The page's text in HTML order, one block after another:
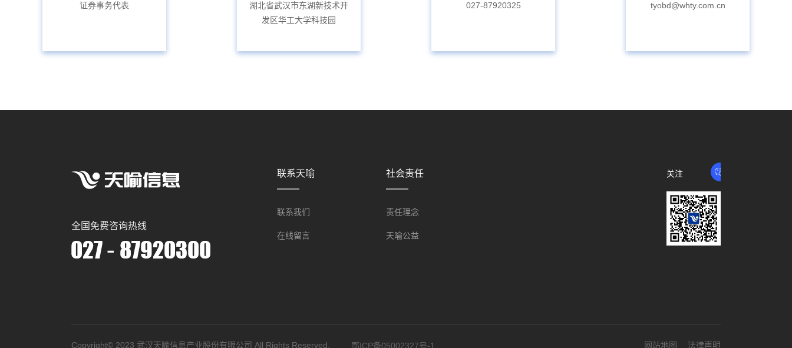
证券事务代表
湖北省武汉市东湖新技术开
发区华工大学科技园
027-87920325 tyobd@whty.com.cn
全国免费咨询热线
联系天喻
联系我们
在线留言
社会责任
责任理念
天喻公益
关注
我们
Copyright©️ 2023 武汉天喻信息产业股份有限公司 All Rights Reserved. 法律声明
网站地图
鄂ICP备05002327号-1